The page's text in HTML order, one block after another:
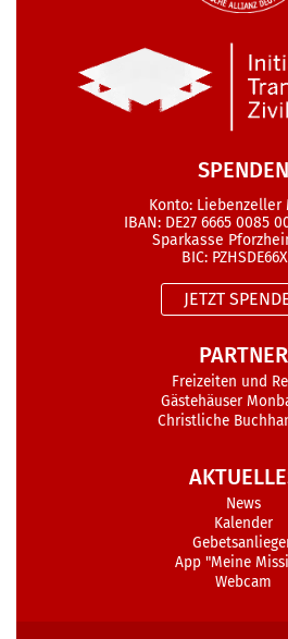
SPENDEN
Konto: Liebenzeller
IBAN: DE27 6665 0085
Sparkasse
BIC:
JETZT
PARTNER
Freizeiten und
Gästehäuser
Christliche
News
Kalender
App "Meine
Webcam